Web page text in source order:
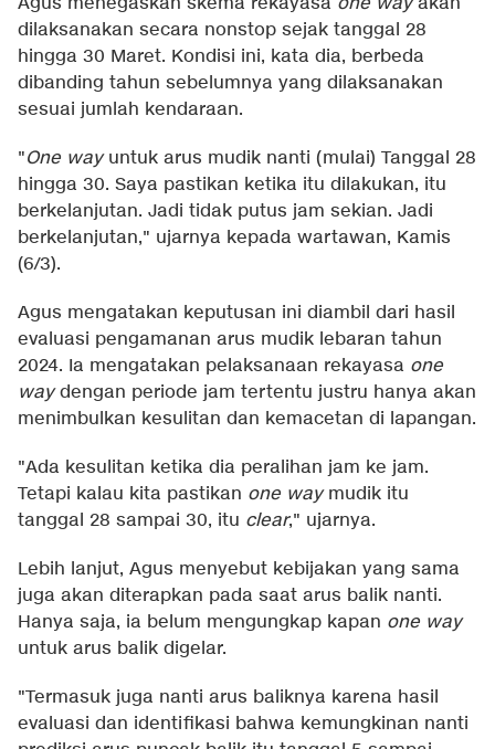
dilaksanakan secara nonstop sejak tanggal 28
hingga 30 Maret. Kondisi ini, kata dia, berbeda
dibanding tahun sebelumnya yang dilaksanakan
sesuai jumlah kendaraan.
"One wayuntuk arus mudik nanti (mulai) Tanggal 28
hingga 30. Saya pastikan ketika itu dilakukan, itu
berkelanjutan. Jadi tidak putus jam sekian. Jadi
berkelanjutan," ujarnya kepada wartawan, Kamis
(6/3).
Agus mengatakan keputusan ini diambil dari hasil
evaluasi pengamanan arus mudik lebaran tahun
2024. Ia mengatakan pelaksanaan rekayasa one
waydengan periode jam tertentu justru hanya akan
menimbulkan kesulitan dan kemacetan di lapangan.
"Ada kesulitan ketika dia peralihan jam ke jam.
Tetapi kalau kita pastikan one waymudik itu
tanggal 28 sampai 30, itu clear," ujarnya.
Lebih lanjut, Agus menyebut kebijakan yang sama
juga akan diterapkan pada saat arus balik nanti.
Hanya saja, ia belum mengungkap kapan one way
untuk arus balik digelar.
"Termasuk juga nanti arus baliknya karena hasil
evaluasi dan identifikasi bahwa kemungkinan nanti